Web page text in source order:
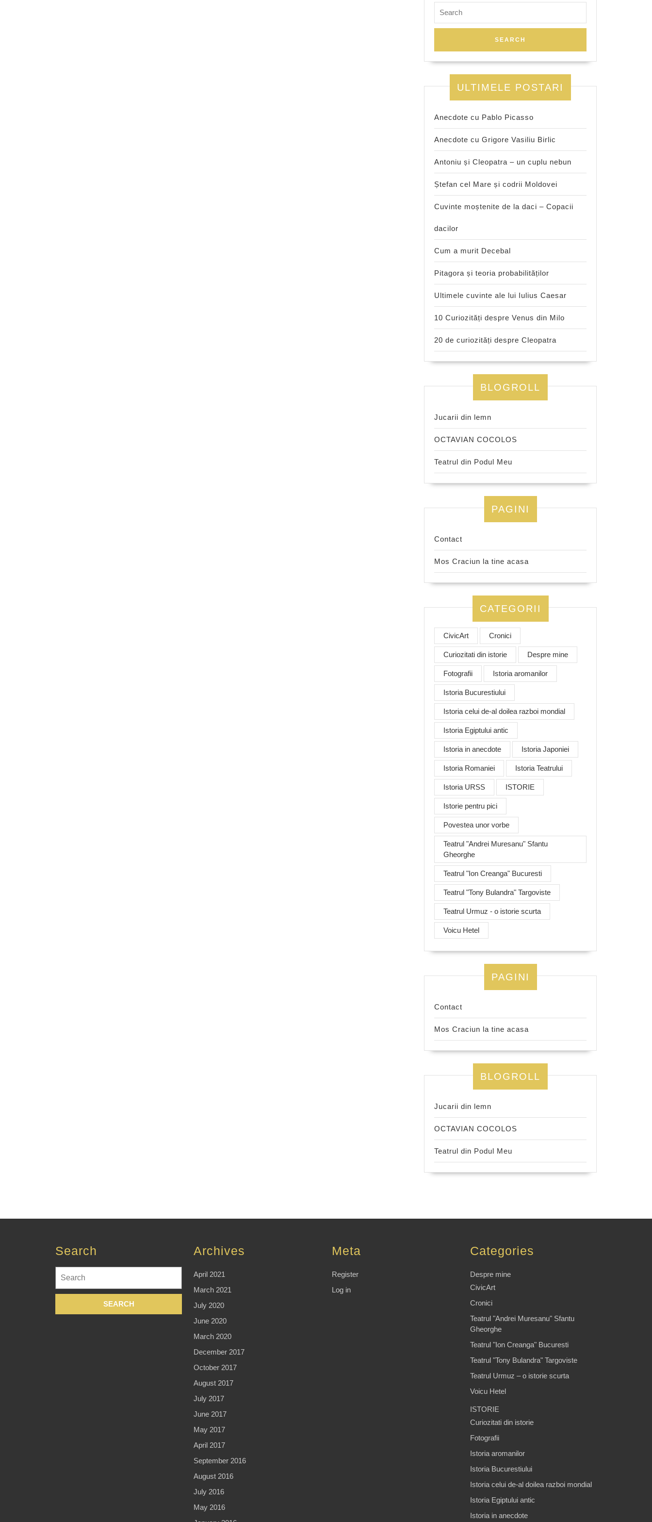
for:
ULTIMELE POSTARI
Anecdote cu Pablo Picasso
Anecdote cu Grigore Vasiliu Birlic
Antoniu și Cleopatra – un cuplu nebun
Ștefan cel Mare și codrii Moldovei
Cuvinte moștenite de la daci – Copacii
dacilor
Cum a murit Decebal
Pitagora și teoria probabilităților
Ultimele cuvinte ale lui Iulius Caesar
10 Curiozități despre Venus din Milo
20 de curiozități despre Cleopatra
BLOGROLL
Jucarii din lemn
OCTAVIAN COCOLOS
Teatrul din Podul Meu
PAGINI
Contact
Mos Craciun la tine acasa
CATEGORII
CivicArt Cronici
Curiozitati din istorie Despre mine
Fotografii Istoria aromanilor
Istoria Bucurestiului
Istoria celui de-al doilea razboi mondial
Istoria Egiptului antic
Istoria in anecdote Istoria Japoniei
Istoria Romaniei Istoria Teatrului
Istoria URSS ISTORIE
Istorie pentru pici
Povestea unor vorbe
Teatrul "Andrei Muresanu" Sfantu
Gheorghe
Teatrul "Ion Creanga" Bucuresti
Teatrul "Tony Bulandra" Targoviste
Teatrul Urmuz - o istorie scurta
Voicu Hetel
PAGINI
Contact
Mos Craciun la tine acasa
BLOGROLL
Jucarii din lemn
OCTAVIAN COCOLOS
Teatrul din Podul Meu
Search
for:
Archives
April 2021
March 2021
July 2020
June 2020
March 2020
December 2017
October 2017
August 2017
July 2017
June 2017
May 2017
April 2017
September 2016
August 2016
July 2016
May 2016
Meta
Register
Log in
Categories
Despre mine
CivicArt
Cronici
Teatrul "Andrei Muresanu" Sfantu
Gheorghe
Teatrul "Ion Creanga" Bucuresti
Teatrul "Tony Bulandra" Targoviste
Teatrul Urmuz – o istorie scurta
Voicu Hetel
ISTORIE
Curiozitati din istorie
Fotografii
Istoria aromanilor
Istoria Bucurestiului
Istoria celui de-al doilea razboi mondial
Istoria Egiptului antic
Istoria in anecdote